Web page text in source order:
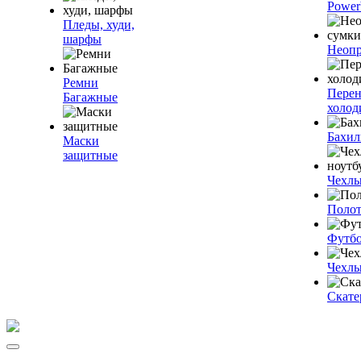
Пледы, худи,
шарфы
Ремни
Багажные
Маски
защитные